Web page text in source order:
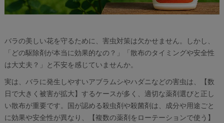
バラの美しい花を守るために、害虫対策は欠かせません。しかし、
「どの駆除剤が本当に効果的なの？」「散布のタイミングや安全性
は大丈夫？」と不安を感じていませんか。
実は、バラに発生しやすいアブラムシやハダニなどの害虫は、【数
日で大きく被害が拡大】するケースが多く、適切な薬剤選びと正し
い散布が重要です。国が認める殺虫剤や殺菌剤は、成分や用途ごと
に効果や安全性が異なり、【複数の薬剤をローテーションで使う】